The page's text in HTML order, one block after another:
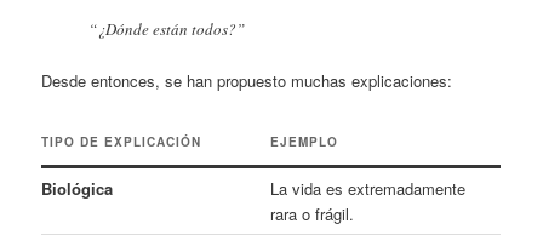
“¿Dónde están todos?”
Desde entonces, se han propuesto muchas explicaciones:
TIPO DE EXPLICACIÓN EJEMPLO
Biológica
La vida es extremadamente
rara o frágil.